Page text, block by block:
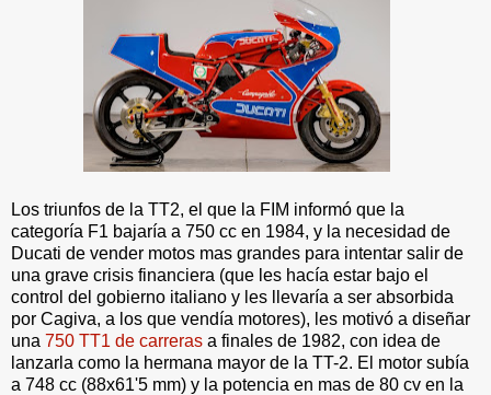
Los triunfos de la TT2, el que la FIM informó que la
categoría F1 bajaría a 750 cc en 1984, y la necesidad de
Ducati de vender motos mas grandes para intentar salir de
una grave crisis financiera (que les hacía estar bajo el
control del gobierno italiano y les llevaría a ser absorbida
por Cagiva, a los que vendía motores), les motivó a diseñar
una 750 TT1 de carreras a finales de 1982, con idea de
lanzarla como la hermana mayor de la TT-2. El motor subía
a 748 cc (88x61'5 mm) y la potencia en mas de 80 cv en la